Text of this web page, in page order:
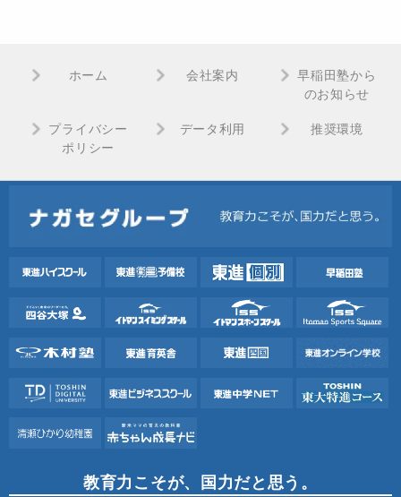
ホーム 会社案内
早稲田塾から
のお知らせ
プライバシー
ポリシー
データ利用 推奨環境
教育力こそが、国力だと思う。